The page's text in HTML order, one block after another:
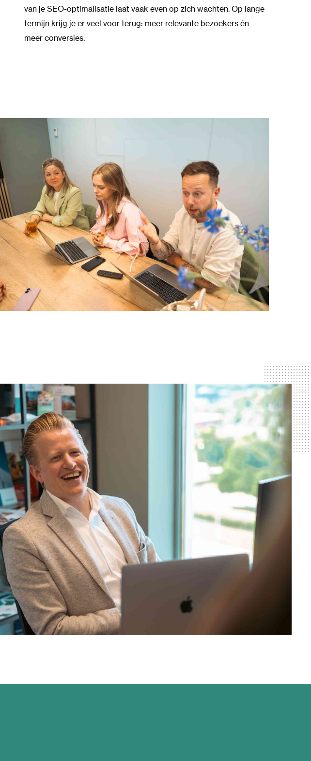
van je SEO-optimalisatie laat vaak even op zich wachten. Op lange
termijn krijg je er veel voor terug: meer relevante bezoekers én
meer conversies.